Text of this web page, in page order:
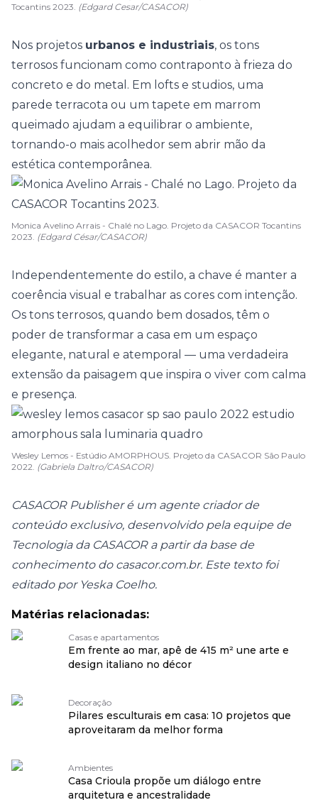
Tocantins 2023. (Edgard Cesar/CASACOR)
Nos projetos urbanos e industriais, os tons
terrosos funcionam como contraponto à frieza do
concreto e do metal. Em lofts e studios, uma
parede terracota ou um tapete em marrom
queimado ajudam a equilibrar o ambiente,
tornando-o mais acolhedor sem abrir mão da
estética contemporânea.
Monica Avelino Arrais - Chalé no Lago. Projeto da CASACOR Tocantins
2023. (Edgard César/CASACOR)
Independentemente do estilo, a chave é manter a
coerência visual e trabalhar as cores com intenção.
Os tons terrosos, quando bem dosados, têm o
poder de transformar a casa em um espaço
elegante, natural e atemporal — uma verdadeira
extensão da paisagem que inspira o viver com calma
e presença.
Wesley Lemos - Estúdio AMORPHOUS. Projeto da CASACOR São Paulo
2022. (Gabriela Daltro/CASACOR)
CASACOR Publisher é um agente criador de
conteúdo exclusivo, desenvolvido pela equipe de
Tecnologia da CASACOR a partir da base de
conhecimento do casacor.com.br. Este texto foi
editado por Yeska Coelho.
Matérias relacionadas:
Casas e apartamentos
Em frente ao mar, apê de 415 m² une arte e
design italiano no décor
Decoração
Pilares esculturais em casa: 10 projetos que
aproveitaram da melhor forma
Ambientes
Casa Crioula propõe um diálogo entre
arquitetura e ancestralidade